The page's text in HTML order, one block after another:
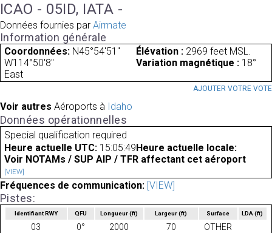
ICAO - 05ID, IATA -
Données fournies par Airmate
Information générale
Coordonnées: N45°54'51"
W114°50'8"
Élévation : 2969 feet MSL.
Variation magnétique : 18°
East
AJOUTER VOTRE VOTE
Voir autres Aéroports à Idaho
Données opérationnelles
Special qualification required
Heure actuelle UTC: 15:05:49 Heure actuelle locale:
Voir NOTAMs / SUP AIP / TFR affectant cet aéroport
[VIEW]
Fréquences de communication: [VIEW]
Pistes:
Identifiant RWY QFU Longueur(ft) Largeur(ft) Surface LDA(ft)
03 0° 2000 70
OTHER